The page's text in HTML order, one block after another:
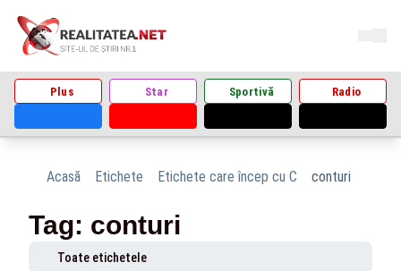
Plus Star Sportivă Radio
Acasă Etichete Etichete care încep cu C conturi
Tag: conturi
Toate etichetele